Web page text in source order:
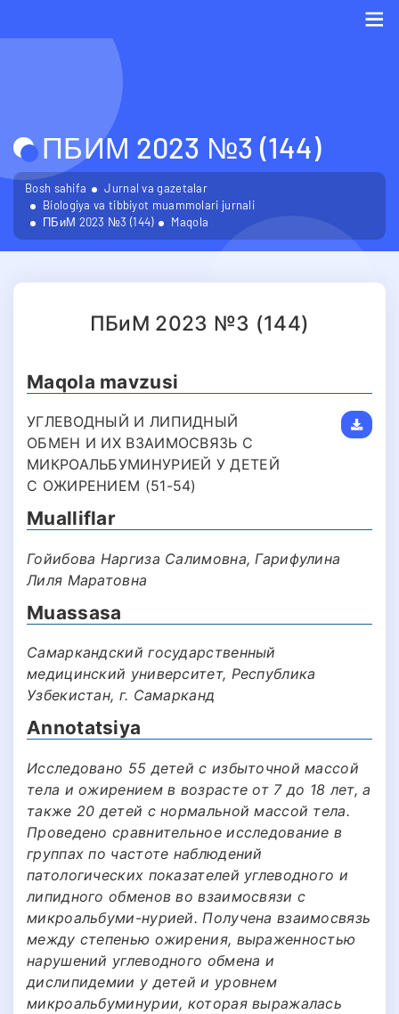
ПБИМ 2023 №3 (144)
Bosh sahifa
Jurnal va gazetalar
Biologiya va tibbiyot muammolari jurnali
ПБиМ 2023 №3 (144)
Maqola
ПБиМ 2023 №3 (144)
Maqola mavzusi
УГЛЕВОДНЫЙ И ЛИПИДНЫЙ
ОБМЕН И ИХ ВЗАИМОСВЯЗЬ С
МИКРОАЛЬБУМИНУРИЕЙ У ДЕТЕЙ
С ОЖИРЕНИЕМ (51-54)
Mualliflar
Гойибова Наргиза Салимовна, Гарифулина
Лиля Маратовна
Muassasa
Самаркандский государственный
медицинский университет, Республика
Узбекистан, г. Самарканд
Annotatsiya
Исследовано 55 детей с избыточной массой
тела и ожирением в возрасте от 7 до 18 лет, а
также 20 детей с нормальной массой тела.
Проведено сравнительное исследование в
группах по частоте наблюдений
патологических показателей углеводного и
липидного обменов во взаимосвязи с
микроальбуми-нурией. Получена взаимосвязь
между степенью ожирения, выраженностью
нарушений углеводного обмена и
дислипидемии у детей и уровнем
микроальбуминурии, которая выражалась